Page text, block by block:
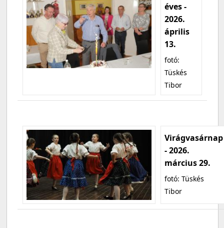
éves -
2026.
április
13.
fotó:
Tüskés
Tibor
Virágvasárnap
- 2026.
március 29.
fotó: Tüskés
Tibor